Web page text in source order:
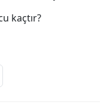
kaçtır?